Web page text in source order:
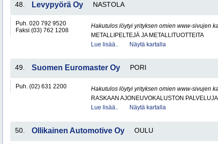
48. Levypyörä Oy NASTOLA
Puh. 020 792 9520
Faksi (03) 762 1208
Hakutulos löytyi yrityksen omien www-sivujen
METALLIPELTEJÄ JA METALLITUOTTEITA
Lue lisää..
Näytä kartalla
49. Suomen Euromaster Oy PORI
Puh. (02) 631 2200
Hakutulos löytyi yrityksen omien www-sivujen
RASKAAN AJONEUVOKALUSTON
Lue lisää..
Näytä kartalla
50. Ollikainen Automotive Oy OULU